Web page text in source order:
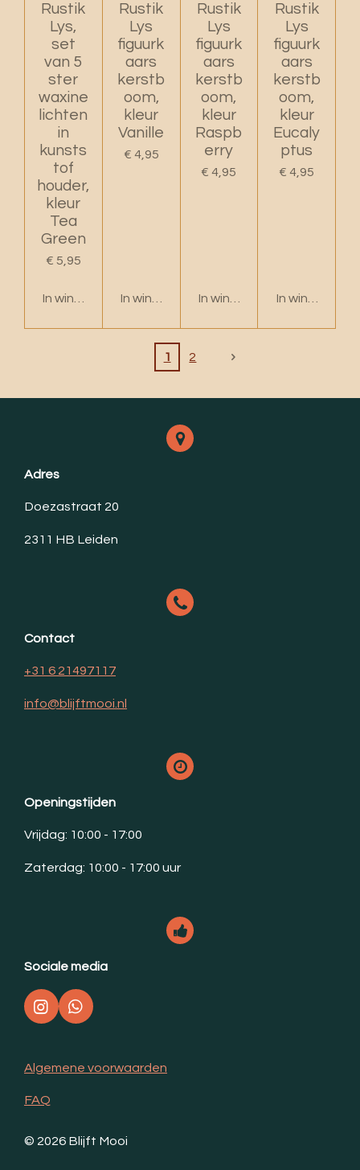
Rustik
Lys,
set
van 5
ster
waxine
lichten
in
kunsts
tof
houder,
kleur
Tea
Green
€ 5,95
In winkelwagen
Rustik
Lys
figuurk
aars
kerstb
oom,
kleur
Vanille
€ 4,95
In winkelwagen
Rustik
Lys
figuurk
aars
kerstb
oom,
kleur
Raspb
erry
€ 4,95
In winkelwagen
Rustik
Lys
figuurk
aars
kerstb
oom,
kleur
Eucaly
ptus
€ 4,95
In
1 2
Adres
Doezastraat 20
2311 HB Leiden
Contact
+31 6 21497117
info@blijftmooi.nl
Openingstijden
Vrijdag: 10:00 - 17:00
Zaterdag: 10:00 - 17:00 uur
Sociale media
I
n
a
r
m
W
h
s
Algemene voorwaarden
FAQ
© 2026 Blijft Mooi